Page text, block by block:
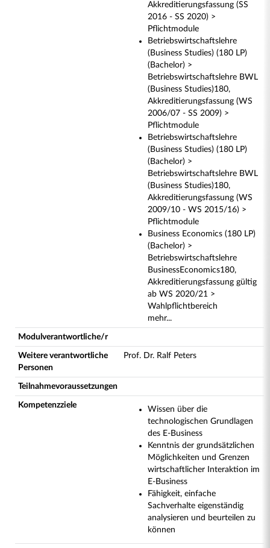
Akkreditierungsfassung (SS
2016 - SS 2020) >
Pflichtmodule
Betriebswirtschaftslehre
(Business Studies) (180 LP)
(Bachelor) >
Betriebswirtschaftslehre BWL
(Business Studies)180,
Akkreditierungsfassung (WS
2006/07 - SS 2009) >
Pflichtmodule
Betriebswirtschaftslehre
(Business Studies) (180 LP)
(Bachelor) >
Betriebswirtschaftslehre BWL
(Business Studies)180,
Akkreditierungsfassung (WS
2009/10 - WS 2015/16) >
Pflichtmodule
Business Economics (180 LP)
(Bachelor) >
Betriebswirtschaftslehre
BusinessEconomics180,
Akkreditierungsfassung gültig
ab WS 2020/21 >
Wahlpflichtbereich
mehr...
Modulverantwortliche/r
Weitere verantwortliche
Personen
Prof. Dr. Ralf Peters
Teilnahmevoraussetzungen
Kompetenzziele
Wissen über die
technologischen Grundlagen
des E-Business
Kenntnis der grundsätzlichen
Möglichkeiten und Grenzen
wirtschaftlicher Interaktion im
E-Business
Fähigkeit, einfache
Sachverhalte eigenständig
analysieren und beurteilen zu
können